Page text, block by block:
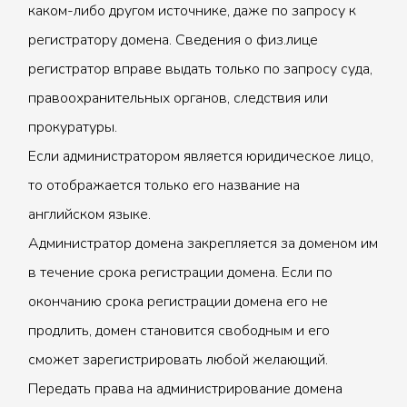
каком-либо другом источнике, даже по запросу к
регистратору домена. Сведения о физ.лице
регистратор вправе выдать только по запросу суда,
правоохранительных органов, следствия или
прокуратуры.
Если администратором является юридическое лицо,
то отображается только его название на
английском языке.
Администратор домена закрепляется за доменом им
в течение срока регистрации домена. Если по
окончанию срока регистрации домена его не
продлить, домен становится свободным и его
сможет зарегистрировать любой желающий.
Передать права на администрирование домена